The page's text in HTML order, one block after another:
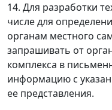
14. Для разработки
числе для
органам местного
запрашивать от
комплекса в
информацию с
ее представления.